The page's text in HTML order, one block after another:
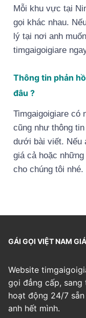
Mỗi khu vực tại
gọi khác nhau.
lý tại nơi anh
timgaigoigiare
Thông tin phản
đâu ?
Timgaigoigiare có
cũng như thông
dưới bài viết. Nếu
giá cả hoặc
cho chúng tôi nhé.
GÁI GỌI VIỆT NAM
Website
gọi đẳng cấp, sang
hoạt động 24/7
anh hết mình.